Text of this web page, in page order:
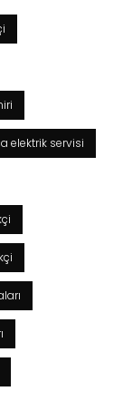
elektrik servisi